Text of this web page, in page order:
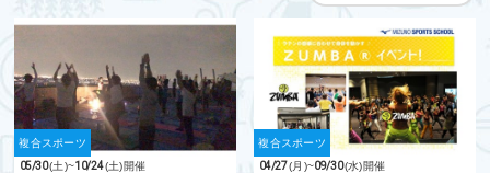
複合スポーツ
05/30(土)~10/24(土)開催
複合スポーツ
04/27(月)~09/30(水)開催